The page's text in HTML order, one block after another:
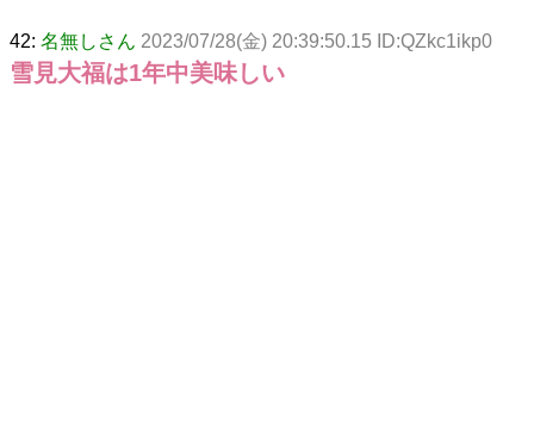
42: 名無しさん 2023/07/28(金) 20:39:50.15 ID:QZkc1ikp0
雪見大福は1年中美味しい